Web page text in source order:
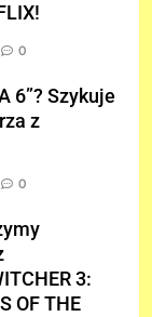
0
6”? Szykuje
z
0
3:
OF THE